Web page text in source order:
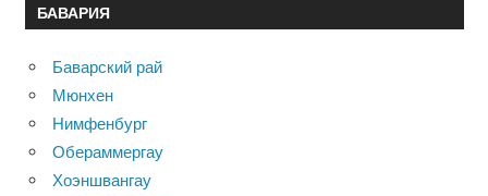
БАВАРИЯ
Баварский рай
Мюнхен
Нимфенбург
Обераммергау
Хоэншвангау